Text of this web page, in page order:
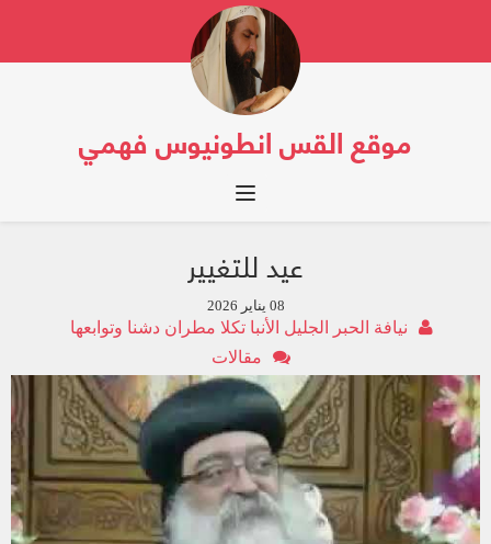
موقع القس انطونيوس فهمي
Toggle navigation
عید للتغییر
08 يناير 2026
نيافة الحبر الجليل الأنبا تكلا مطران دشنا وتوابعها
مقالات